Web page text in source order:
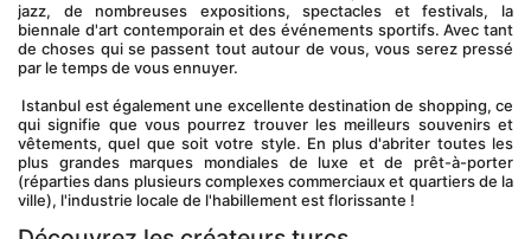
jazz, de nombreuses expositions, spectacles et festivals, la
biennale d'art contemporain et des événements sportifs. Avec tant
de choses qui se passent tout autour de vous, vous serez pressé
par le temps de vous ennuyer.
qui signifie que vous pourrez trouver les meilleurs souvenirs et
vêtements, quel que soit votre style. En plus d'abriter toutes les
plus grandes marques mondiales de luxe et de prêt-à-porter
(réparties dans plusieurs complexes commerciaux et quartiers de la
ville), l'industrie locale de l'habillement est florissante !